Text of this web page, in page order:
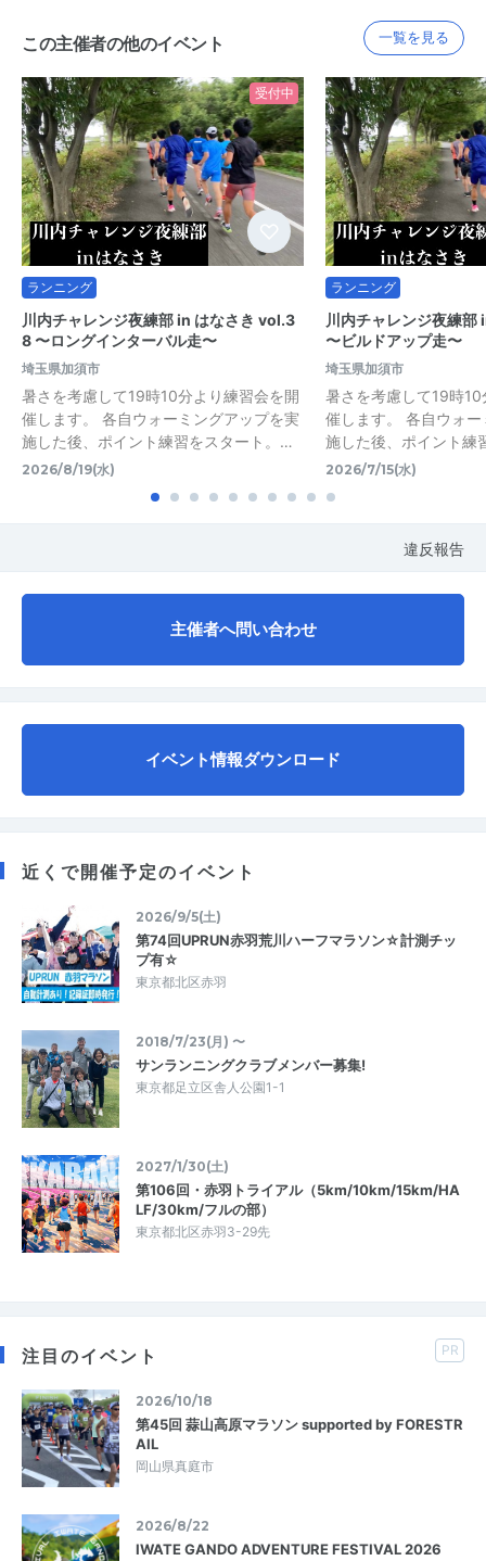
この主催者の他のイベント 一覧を見る
受付中
ランニング
川内チャレンジ夜練部 in はなさき vol.3
8 〜ロングインターバル走〜
埼玉県加須市
暑さを考慮して19時10分より練習会を開
催します。 各自ウォーミングアップを実
施した後、ポイント練習をスタート。…
2026/8/19(水)
ランニング
川内チャレンジ夜練
〜ビルドアップ走〜
埼玉県加須市
暑さを考慮して19時
催します。 各自ウォ
施した後、ポイント練
2026/7/15(水)
違反報告
主催者へ問い合わせ
イベント情報ダウンロード
近くで開催予定のイベント
2026/9/5(土)
第74回UPRUN赤羽荒川ハーフマラソン☆計測チッ
プ有☆
東京都北区赤羽
2018/7/23(月) 〜
サンランニングクラブメンバー募集!
東京都足立区舎人公園1-1
2027/1/30(土)
第106回・赤羽トライアル（5km/10km/15km/HA
LF/30km/フルの部）
東京都北区赤羽3-29先
注目のイベント PR
2026/10/18
第45回 蒜山高原マラソン supported by FORESTR
AIL
岡山県真庭市
2026/8/22
IWATE GANDO ADVENTURE FESTIVAL 2026